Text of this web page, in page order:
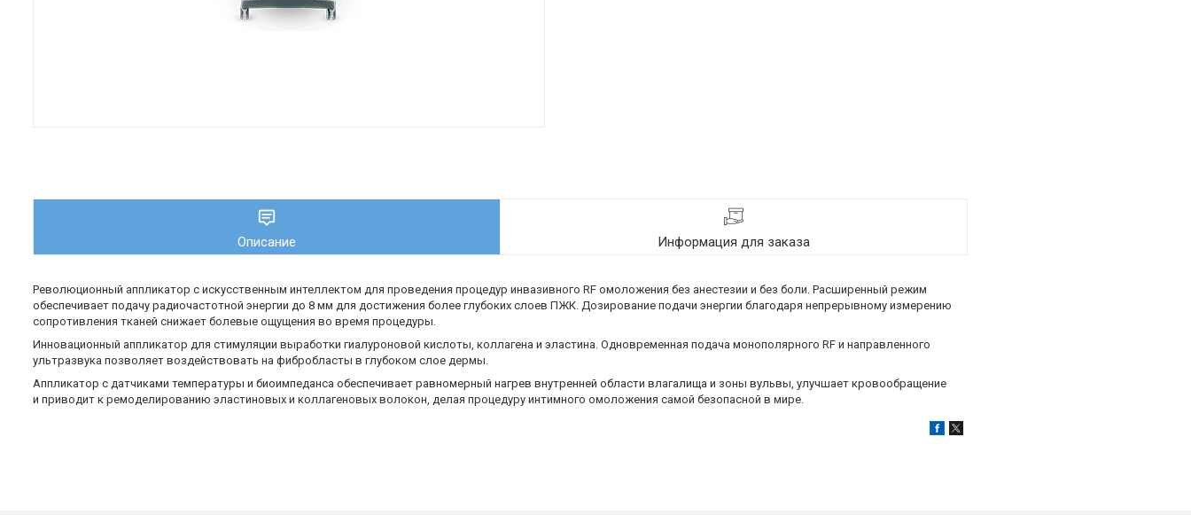
Описание Информация для заказа
Революционный аппликатор с искусственным интеллектом для проведения процедур инвазивного RF омоложения без анестезии и без боли. Расширенный режим
обеспечивает подачу радиочастотной энергии до 8 мм для достижения более глубоких слоев ПЖК. Дозирование подачи энергии благодаря непрерывному измерению
сопротивления тканей снижает болевые ощущения во время процедуры.
Инновационный аппликатор для стимуляции выработки гиалуроновой кислоты, коллагена и эластина. Одновременная подача монополярного RF и направленного
ультразвука позволяет воздействовать на фибробласты в глубоком слое дермы.
Аппликатор с датчиками температуры и биоимпеданса обеспечивает равномерный нагрев внутренней области влагалища и зоны вульвы, улучшает кровообращение
и приводит к ремоделированию эластиновых и коллагеновых волокон, делая процедуру интимного омоложения самой безопасной в мире.